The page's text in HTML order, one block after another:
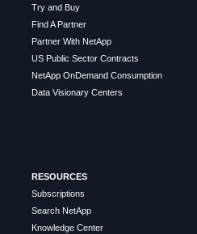
Try and Buy
Find A Partner
Partner With NetApp
US Public Sector Contracts
NetApp OnDemand Consumption
Data Visionary Centers
RESOURCES
Subscriptions
Search NetApp
Knowledge Center